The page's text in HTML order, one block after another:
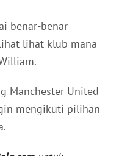
benar-benar
lihat klub mana
Manchester United
mengikuti pilihan